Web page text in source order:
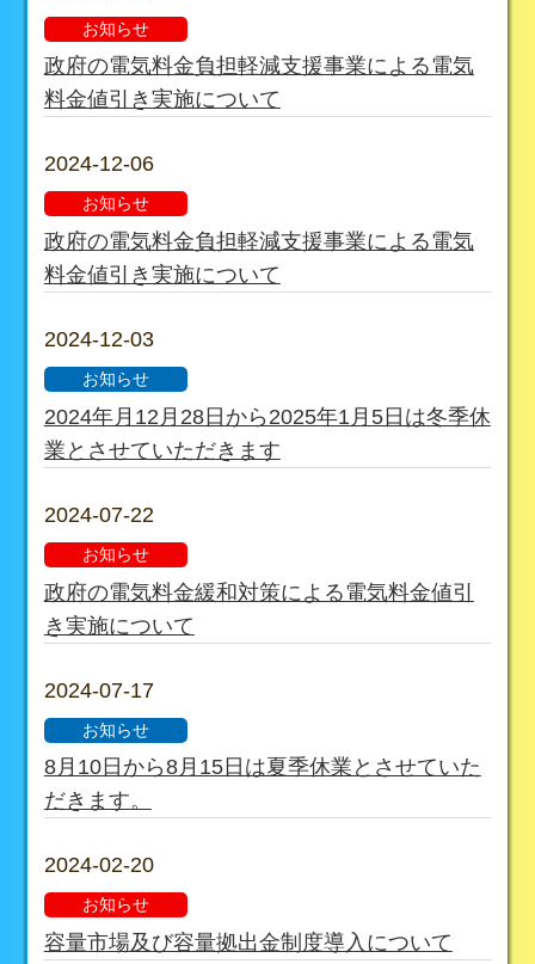
お知らせ
政府の電気料金負担軽減支援事業による電気
料金値引き実施について
2024-12-06
お知らせ
政府の電気料金負担軽減支援事業による電気
料金値引き実施について
2024-12-03
お知らせ
2024年月12月28日から2025年1月5日は冬季休
業とさせていただきます
2024-07-22
お知らせ
政府の電気料金緩和対策による電気料金値引
き実施について
2024-07-17
お知らせ
8月10日から8月15日は夏季休業とさせていた
だきます。
2024-02-20
お知らせ
容量市場及び容量拠出金制度導入について